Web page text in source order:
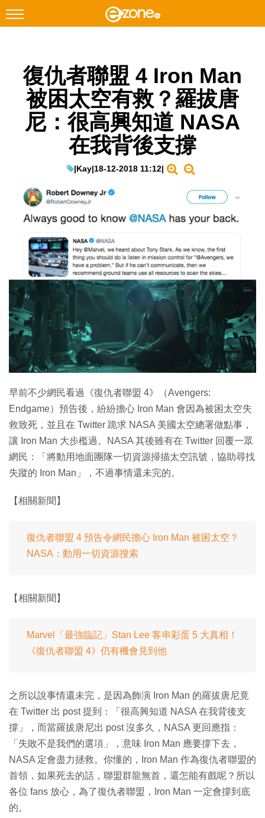
Facebook Instagram
科技焦點
網絡生活
EduTech
IT Times
生成式AI與雲端應用
Enterprise Digital Transformation
特集
復仇者聯盟 4 Iron Man
被困太空有救？羅拔唐
尼：很高興知道 NASA
在我背後支撐
|Kay|18-12-2018 11:12|
早前不少網民看過《復仇者聯盟 4》（Avengers:
Endgame）預告後，紛紛擔心 Iron Man 會因為被困太空失
救致死，並且在 Twitter 跪求 NASA 美國太空總署做點事，
讓 Iron Man 大步檻過。NASA 其後雖有在 Twitter 回覆一眾
網民：「將動用地面團隊一切資源掃描太空訊號，協助尋找
失蹤的 Iron Man」，不過事情還未完的。
【相關新聞】
復仇者聯盟 4 預告令網民擔心 Iron Man 被困太空？
NASA：動用一切資源搜索
【相關新聞】
Marvel「最強臨記」Stan Lee 客串彩蛋 5 大真相！
《復仇者聯盟 4》仍有機會見到他
之所以說事情還未完，是因為飾演 Iron Man 的羅拔唐尼竟
在 Twitter 出 post 提到：「很高興知道 NASA 在我背後支
撐」，而當羅拔唐尼出 post 沒多久，NASA 更回應指：
「失敗不是我們的選項」，意味 Iron Man 應要撐下去，
NASA 定會盡力拯救。你懂的，Iron Man 作為復仇者聯盟的
首領，如果死去的話，聯盟群龍無首，還怎能有戲呢？所以
各位 fans 放心，為了復仇者聯盟，Iron Man 一定會撐到底
的。